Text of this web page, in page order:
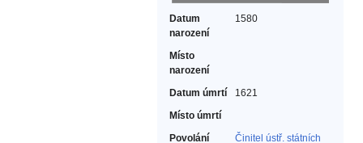
Datum
narození
1580
Místo
narození
Datum úmrtí
1621
Místo úmrtí
Povolání
Činitel ústř. státních